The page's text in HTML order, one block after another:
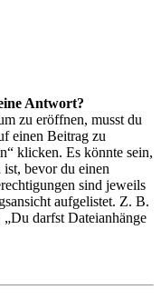
Antwort?
zu eröffnen, musst du
einen Beitrag zu
klicken. Es könnte sein,
bevor du einen
sind jeweils
aufgelistet. Z. B.
„Du darfst Dateianhänge